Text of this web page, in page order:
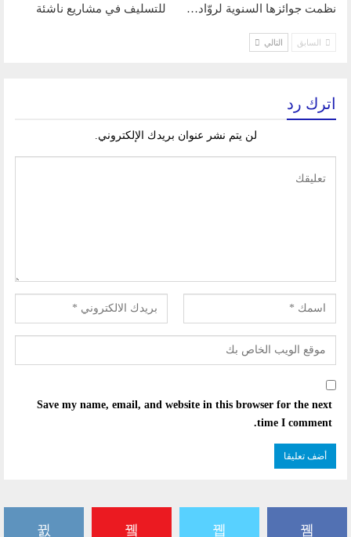
نظمت جوائزها السنوية لروّاد…
للتسليف في مشاريع ناشئة
السابق التالي
اترك رد
لن يتم نشر عنوان بريدك الإلكتروني.
Save my name, email, and website in this browser for the next
time I comment.